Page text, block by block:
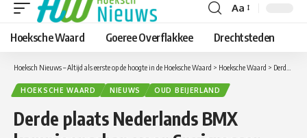
Lettergrootte
aanpassen
Aa
Hoeksche Waard Goeree Overflakkee Drechtsteden
Hoeksch Nieuws – Altijd als eerste op de hoogte in de Hoeksche Waard > Hoeksche Waard > Derde plaats Nederlands BMX kampioenschap voor Spuicrosser Yvette de Waard
HOEKSCHE WAARD NIEUWS OUD BEIJERLAND
Derde plaats Nederlands BMX